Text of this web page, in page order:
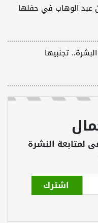
عبد الوهاب في حفلها
تجنبيها
لمتابعة النشرة